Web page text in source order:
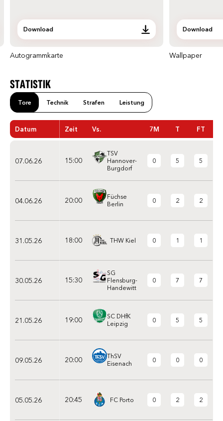
Download
Autogrammkarte
Download
Wallpaper
STATISTIK
Tore Technik Strafen Leistung
Datum Zeit Vs. 7M T FT
07.06.26 15:00
TSV
Hannover-
Burgdorf
0 5 5
04.06.26 20:00
Füchse
Berlin
0 2 2
31.05.26 18:00 THW Kiel 0 1 1
30.05.26 15:30
SG
Flensburg-
Handewitt
0 7 7
21.05.26 19:00
SC DHfK
Leipzig
0 5 5
09.05.26 20:00
ThSV
Eisenach
0 0 0
05.05.26 20:45 FC Porto 0 2 2